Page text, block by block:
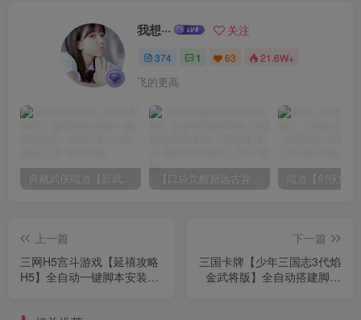
我想··· 关注
374 1 63 21.6W+
飞的更高
典藏武侠端游【新武林外传】服务端全自动一键搭建脚本+GM工具+二开修改工具 【口袋觉醒新远古异兽版】全自动搭建脚本+亲测安卓苹果双端+GM授权后台+账号密码验证+
上一篇
三网H5宫斗游戏【延禧攻略
H5】全自动一键脚本安装
下一篇
三国卡牌【少年三国志3代焰
金武将版】全自动搭建脚本